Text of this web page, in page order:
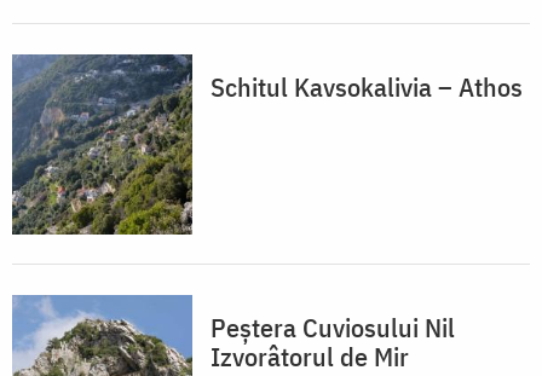
Schitul Kavsokalivia – Athos
Peștera Cuviosului Nil
Izvorâtorul de Mir